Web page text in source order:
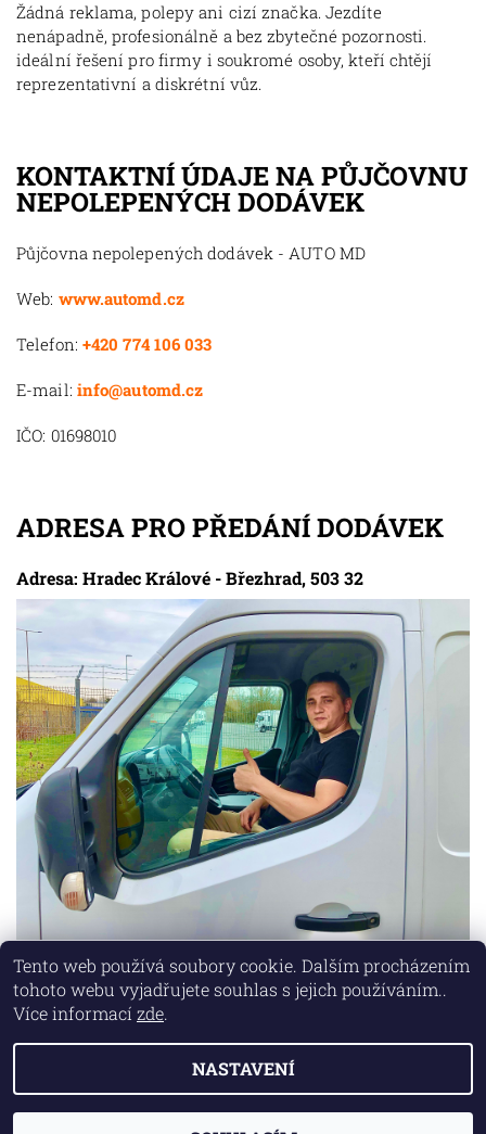
Žádná reklama, polepy ani cizí značka. Jezdíte
nenápadně, profesionálně a bez zbytečné pozornosti.
ideální řešení pro firmy i soukromé osoby, kteří chtějí
reprezentativní a diskrétní vůz.
KONTAKTNÍ ÚDAJE NA PŮJČOVNU
NEPOLEPENÝCH DODÁVEK
Půjčovna nepolepených dodávek - AUTO MD
Web: www.automd.cz
Telefon: +420 774 106 033
E-mail: info@automd.cz
IČO: 01698010
ADRESA PRO PŘEDÁNÍ DODÁVEK
Adresa: Hradec Králové - Březhrad, 503 32
Lokality Marketing zajišťuje společnost X-VISION
2026 © AUTO MD, všechna práva vyhrazena
Vytvořil Shoptet
Tento web používá soubory cookie. Dalším procházením
tohoto webu vyjadřujete souhlas s jejich používáním..
Více informací zde.
NASTAVENÍ